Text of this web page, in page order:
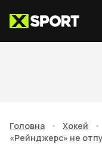
Головна • Хокей
•
«Рейнджерс» не